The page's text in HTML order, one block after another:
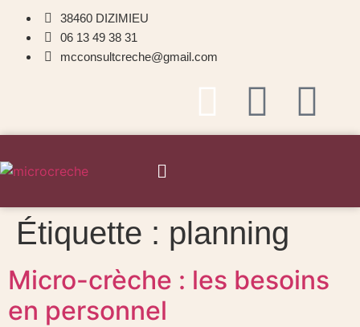
38460 DIZIMIEU
06 13 49 38 31
mcconsultcreche@gmail.com
Étiquette : planning
Micro-crèche : les besoins
en personnel